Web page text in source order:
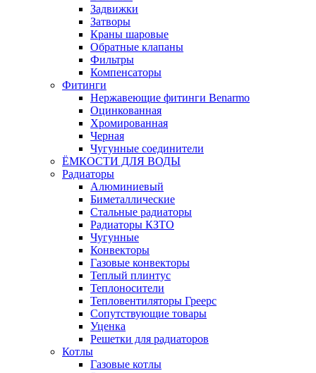
Задвижки
Затворы
Краны шаровые
Обратные клапаны
Фильтры
Компенсаторы
Фитинги
Нержавеющие фитинги Benarmo
Оцинкованная
Хромированная
Черная
Чугунные соединители
ЁМКОСТИ ДЛЯ ВОДЫ
Радиаторы
Алюминиевый
Биметаллические
Стальные радиаторы
Радиаторы КЗТО
Чугунные
Конвекторы
Газовые конвекторы
Теплый плинтус
Теплоносители
Тепловентиляторы Греерс
Сопутствующие товары
Уценка
Решетки для радиаторов
Котлы
Газовые котлы